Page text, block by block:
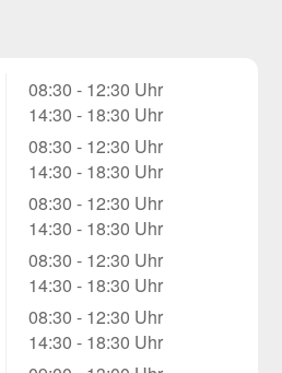
08:30 - 12:30 Uhr
14:30 - 18:30 Uhr
08:30 - 12:30 Uhr
14:30 - 18:30 Uhr
08:30 - 12:30 Uhr
14:30 - 18:30 Uhr
08:30 - 12:30 Uhr
14:30 - 18:30 Uhr
08:30 - 12:30 Uhr
14:30 - 18:30 Uhr